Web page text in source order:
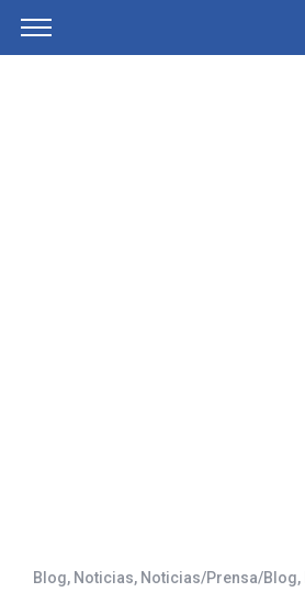
Blog, Noticias, Noticias/Prensa/Blog,